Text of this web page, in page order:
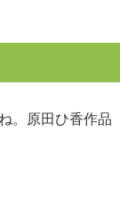
。原田ひ香作品